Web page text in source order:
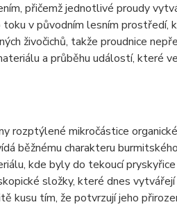
přičemž jednotlivé proudy
v původním lesním prostředí,
živočichů, takže proudnice
a průběhu událostí, které
rozptýlené mikročástice
běžnému charakteru
kde byly do tekoucí
složky, které dnes
kusu tím, že potvrzují jeho